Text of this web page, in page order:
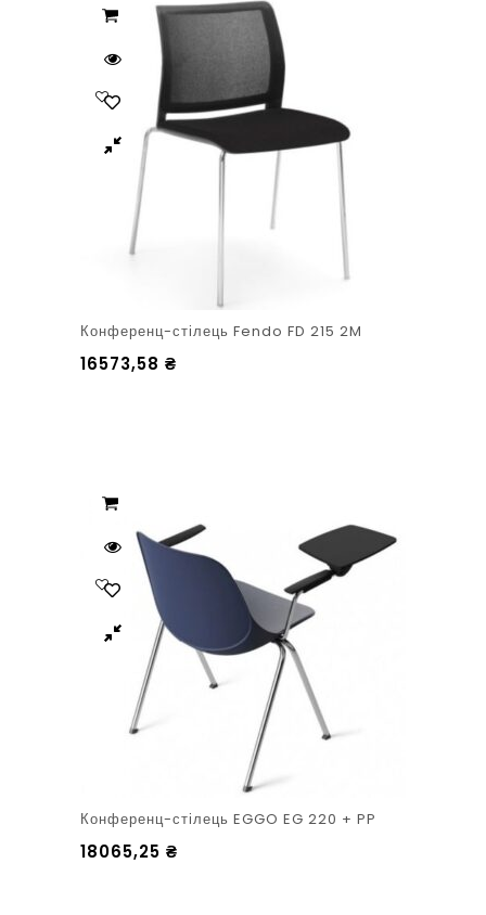
Конференц-стілець Fendo FD 215 2M
16573,58 ₴
Конференц-стілець EGGO EG 220 + PP
18065,25 ₴